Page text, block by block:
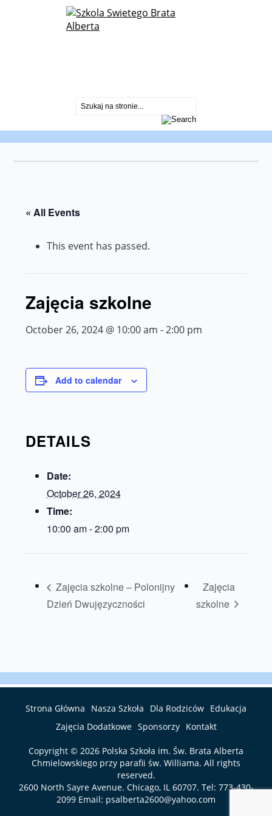
« All Events
This event has passed.
Zajęcia szkolne
October 26, 2024 @ 10:00 am -2:00 pm
Add to calendar
DETAILS
Date:
October 26, 2024
Time:
10:00 am - 2:00 pm
Zajęcia szkolne – Polonijny
Dzień Dwujęzyczności
Zajęcia
szkolne
Strona Główna Nasza Szkoła Dla Rodziców Edukacja
Zajęcia Dodatkowe Sponsorzy Kontakt
Copyright © 2026 Polska Szkoła im. Św. Brata Alberta
Chmielowskiego przy parafii św. Williama. All rights
reserved.
2600 North Sayre Avenue. Chicago, IL 60707. Tel: 773-430-
2099 Email: psalberta2600@yahoo.com